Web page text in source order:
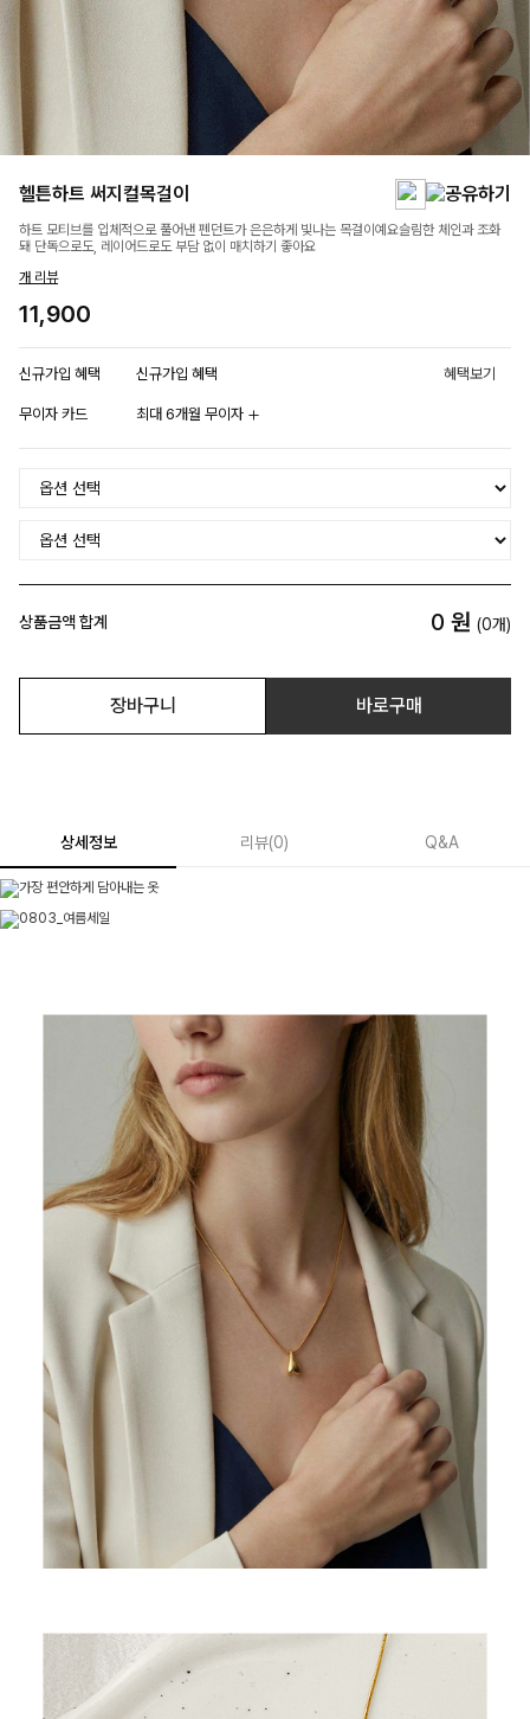
헬튼하트 써지컬목걸이
하트 모티브를 입체적으로 풀어낸 펜던트가 은은하게 빛나는 목걸이예요슬림한 체인과 조화
돼 단독으로도, 레이어드로도 부담 없이 매치하기 좋아요
개 리뷰
11,900
신규가입 혜택 신규가입 혜택 혜택보기
무이자 카드 최대 6개월 무이자
상품금액 합계 0 원 (0개)
장바구니 바로구매
상세정보 리뷰(0) Q&A